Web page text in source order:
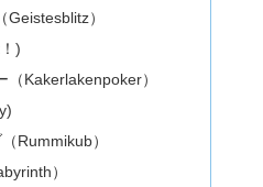
）
)
Kakerlakenpoker）
Rummikub）
）